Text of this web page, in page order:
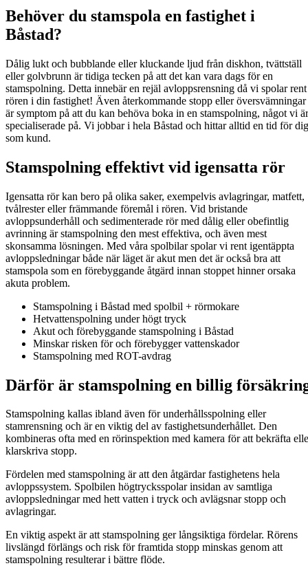
Behöver du stamspola en fastighet i
Båstad?
Dålig lukt och bubblande eller kluckande ljud från diskhon, tvättställ
eller golvbrunn är tidiga tecken på att det kan vara dags för en
stamspolning. Detta innebär en rejäl avloppsrensning då vi spolar rent
rören i din fastighet! Även återkommande stopp eller översvämningar
är symptom på att du kan behöva boka in en stamspolning, något vi är
specialiserade på. Vi jobbar i hela Båstad och hittar alltid en tid för dig
som kund.
Stamspolning effektivt vid igensatta rör
Igensatta rör kan bero på olika saker, exempelvis avlagringar, matfett,
tvålrester eller främmande föremål i rören. Vid bristande
avloppsunderhåll och sedimenterade rör med dålig eller obefintlig
avrinning är stamspolning den mest effektiva, och även mest
skonsamma lösningen. Med våra spolbilar spolar vi rent igentäppta
avloppsledningar både när läget är akut men det är också bra att
stamspola som en förebyggande åtgärd innan stoppet hinner orsaka
akuta problem.
Stamspolning i Båstad med spolbil + rörmokare
Hetvattenspolning under högt tryck
Akut och förebyggande stamspolning i Båstad
Minskar risken för och förebygger vattenskador
Stamspolning med ROT-avdrag
Därför är stamspolning en billig
Stamspolning kallas ibland även för underhållsspolning eller
stamrensning och är en viktig del av fastighetsunderhållet. Den
kombineras ofta med en rörinspektion med kamera för att bekräfta
klarskriva stopp.
Fördelen med stamspolning är att den åtgärdar fastighetens hela
avloppssystem. Spolbilen högtrycksspolar insidan av samtliga
avloppsledningar med hett vatten i tryck och avlägsnar stopp och
avlagringar.
En viktig aspekt är att stamspolning ger långsiktiga fördelar. Rörens
livslängd förlängs och risk för framtida stopp minskas genom att
stamspolning resulterar i bättre flöde.